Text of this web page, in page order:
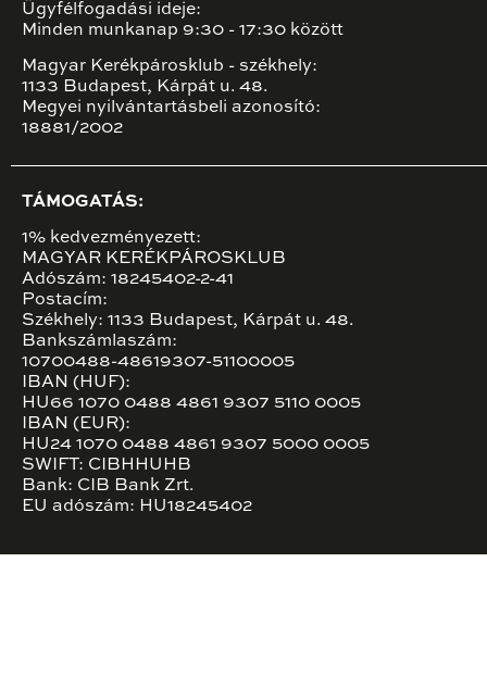
Ügyfélfogadási ideje:
Minden munkanap 9:30 - 17:30 között
Magyar Kerékpárosklub - székhely:
1133 Budapest, Kárpát u. 48.
Megyei nyilvántartásbeli azonosító:
18881/2002
TÁMOGATÁS:
1% kedvezményezett:
MAGYAR KERÉKPÁROSKLUB
Adószám: 18245402-2-41
Postacím:
Székhely: 1133 Budapest, Kárpát u. 48.
Bankszámlaszám:
10700488-48619307-51100005
IBAN (HUF):
HU66 1070 0488 4861 9307 5110 0005
IBAN (EUR):
HU24 1070 0488 4861 9307 5000 0005
SWIFT: CIBHHUHB
Bank: CIB Bank Zrt.
EU adószám: HU18245402